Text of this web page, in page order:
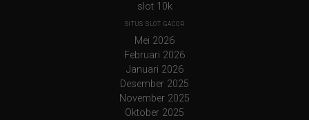
slot 10k
SITUS SLOT GACOR
Mei 2026
Februari 2026
Januari 2026
Desember 2025
November 2025
Oktober 2025